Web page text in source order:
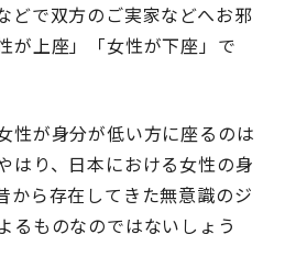
どで双方のご実家などへお邪
が上座」「女性が下座」で
性が身分が低い方に座るのは
はり、日本における女性の身
から存在してきた無意識のジ
るものなのではないしょう